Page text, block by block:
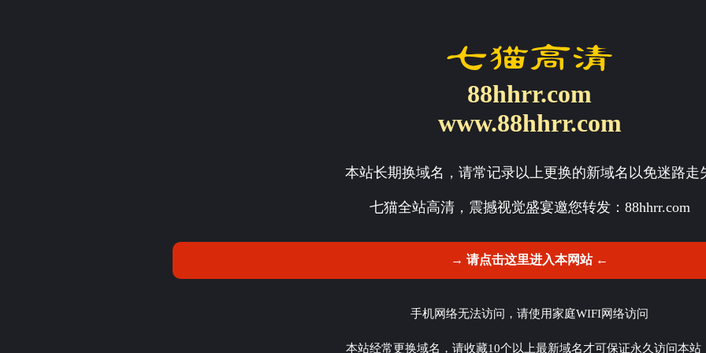
88hhrr.com
www.88hhrr.com
本站长期换域名，请常记录以上更换的新域名以免迷路走
七猫全站高清，震撼视觉盛宴邀您转发： 88hhrr.com
→ 请点击这里进入本网站 ←
手机网络无法访问，请使用家庭WIFI网络访问
本站经常更换域名，请收藏10个以上最新域名才可保证永久访问本站